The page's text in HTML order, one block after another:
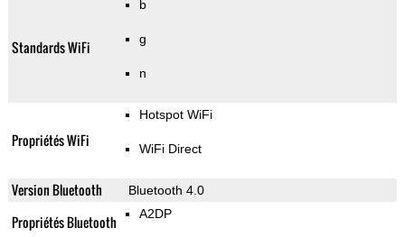
Standards WiFi
b
g
n
Propriétés WiFi
Hotspot WiFi
WiFi Direct
Version Bluetooth Bluetooth 4.0
Propriétés Bluetooth A2DP